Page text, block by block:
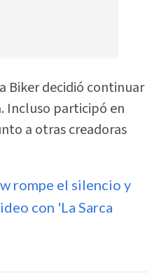
Biker decidió continuar
Incluso participó en
a otras creadoras
rompe el silencio y
con 'La Sarca